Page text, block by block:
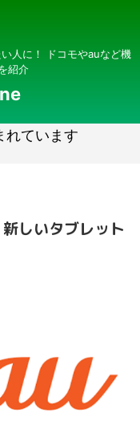
人に！ ドコモやauなど機
紹介
れています
しいタブレット